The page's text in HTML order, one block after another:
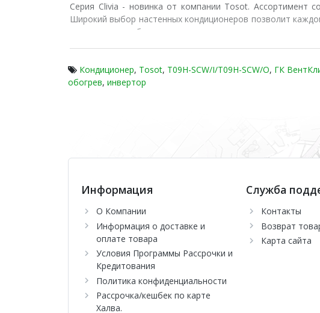
Серия Clivia - новинка от компании Tosot. Ассортимент
Широкий выбор настенных кондиционеров позволит
в классическом белом цвете отлично смотрятся в
Кондиционер, Tosot, T09H-SCW/I/T09H-SCW/O, ГК
обогрев, инвертор
Информация
О Компании
Информация о доставке и
оплате товара
Условия Программы Рассрочки и
Кредитования
Политика конфиденциальности
Рассрочка/кешбек по карте
Халва.
Служба
Контакты
Возврат
Карта сайта